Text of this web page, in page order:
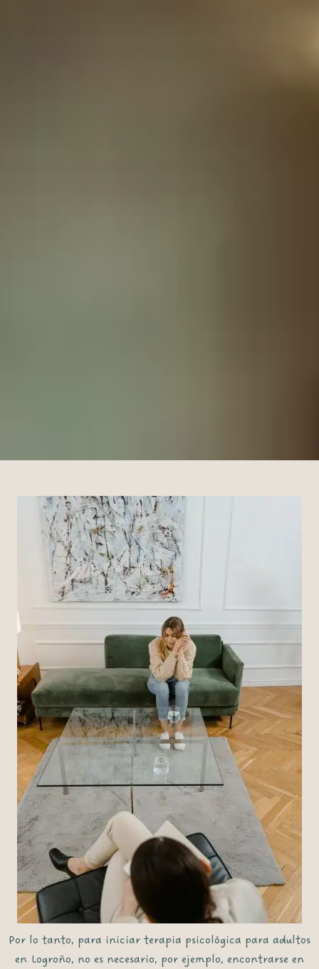
Por lo tanto, para iniciar terapia psicológica para adultos
en Logroño, no es necesario, por ejemplo, encontrarse en